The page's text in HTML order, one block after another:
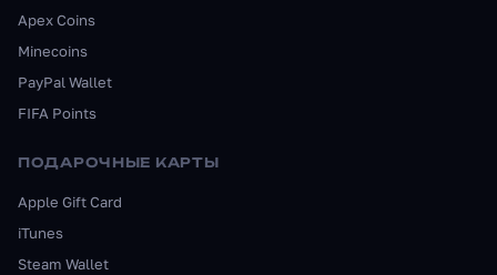
Apex Coins
Minecoins
PayPal Wallet
FIFA Points
ПОДАРОЧНЫЕ КАРТЫ
Apple Gift Card
iTunes
Steam Wallet